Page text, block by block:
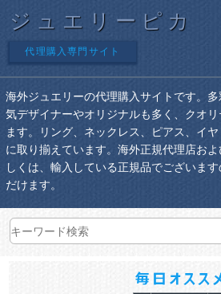
ジュエリーピカ
代理購入専門サイト
海外ジュエリーの代理購入サイトです。
気デザイナーやオリジナルも多く、クオ
ます。リング、ネックレス、ピアス、イ
に取り揃えています。海外正規代理店お
しくは、輸入している正規品でございま
だけます。